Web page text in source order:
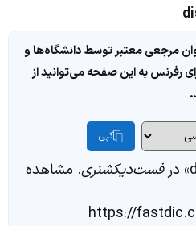
مرجعی معتبر توسط دانشگاه‌ها و
رفرنس به این صفحه می‌توانید از
کپی
فست‌دیکشنری. مشاهده
https://